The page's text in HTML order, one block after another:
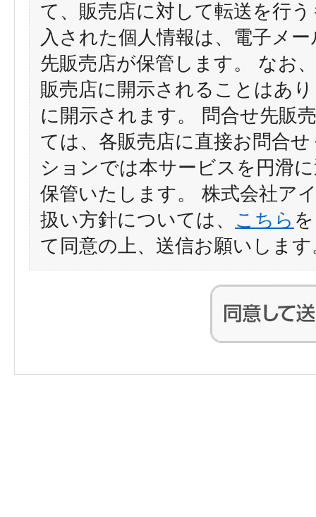
て、販売店に対して転送を行
入された個人情報は、電子メ
先販売店が保管します。 なお
販売店に開示されることはあ
に開示されます。 問合せ先販
ては、各販売店に直接お問合
ションでは本サービスを円滑
保管いたします。 株式会社ア
扱い方針については、 こちら
て同意の上、送信お願いします